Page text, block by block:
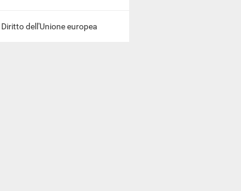
Diritto dell'Unione europea